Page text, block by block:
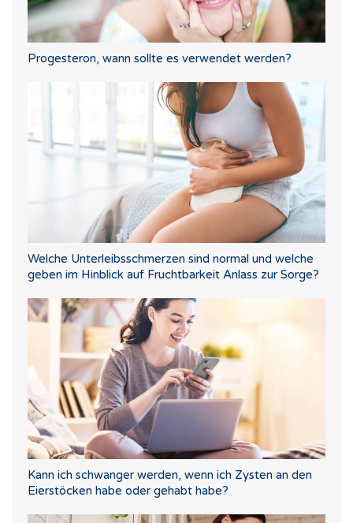
Progesteron, wann sollte es verwendet werden?
Welche Unterleibsschmerzen sind normal und welche
geben im Hinblick auf Fruchtbarkeit Anlass zur Sorge?
Kann ich schwanger werden, wenn ich Zysten an den
Eierstöcken habe oder gehabt habe?